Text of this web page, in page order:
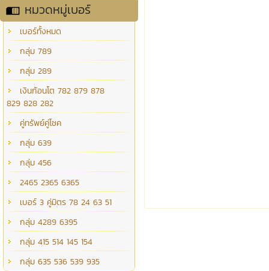
หมวดหมู่เบอร์
เบอร์ทั้งหมด
กลุ่ม 789
กลุ่ม 289
เงินก้อนโต 782 879 878
829 828 282
คู่ทรัพย์คู่โชค
กลุ่ม 639
กลุ่ม 456
2465 2365 6365
เบอร์ 3 คู่มิตร 78 24 63 51
กลุ่ม 4289 6395
กลุ่ม 415 514 145 154
กลุ่ม 635 536 539 935